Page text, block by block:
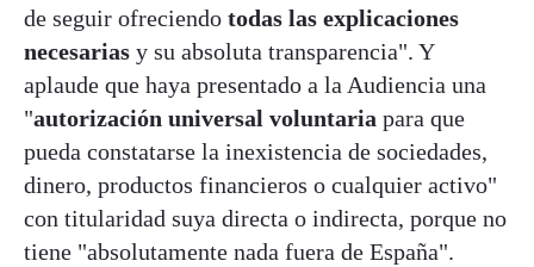
de seguir ofreciendo todas las explicaciones
necesarias y su absoluta transparencia". Y
aplaude que haya presentado a la Audiencia una
"autorización universal voluntaria para que
pueda constatarse la inexistencia de sociedades,
dinero, productos financieros o cualquier activo"
con titularidad suya directa o indirecta, porque no
tiene "absolutamente nada fuera de España".